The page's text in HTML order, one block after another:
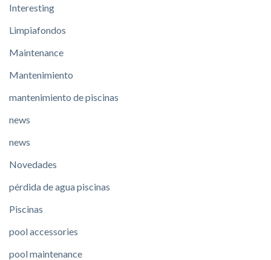
Interesting
Limpiafondos
Maintenance
Mantenimiento
mantenimiento de piscinas
news
news
Novedades
pérdida de agua piscinas
Piscinas
pool accessories
pool maintenance